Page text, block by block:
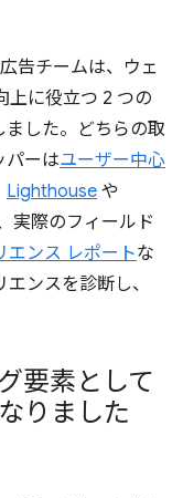
告チームは、ウェ
上に役立つ 2 つの
した。どちらの取
パーはユーザー中心
Lighthouse や
実際のフィールド
エンス レポートな
ンスを診断し、
要素として
りました